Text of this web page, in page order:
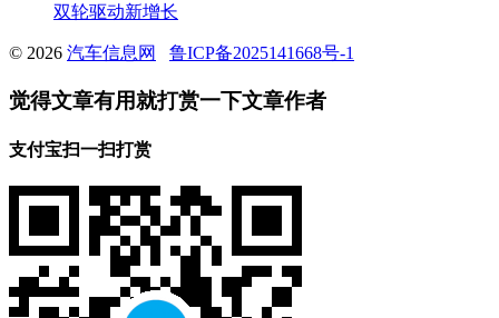
双轮驱动新增长
© 2026 汽车信息网 鲁ICP备2025141668号-1
觉得文章有用就打赏一下文章作者
支付宝扫一扫打赏